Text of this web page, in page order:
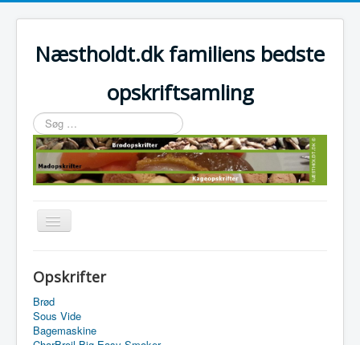
Næstholdt.dk familiens bedste
opskriftsamling
Søg
…
Skift
navigation
Tefal Actifry Essential
Opskrifter
Brød
Sous Vide
Bagemaskine